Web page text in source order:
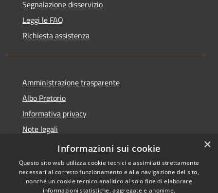
Segnalazione disservizio
Leggi le FAQ
Richiesta assistenza
Amministrazione trasparente
Albo Pretorio
Informativa privacy
Note legali
Dichiarazione di accessibilità
×
Informazioni sui cookie
Questo sito web utilizza cookie tecnici e assimilati strettamente
necessari al corretto funzionamento e alla navigazione del sito,
nonché un cookie tecnico analitico al solo fine di elaborare
informazioni statistiche, aggregate e anonime.